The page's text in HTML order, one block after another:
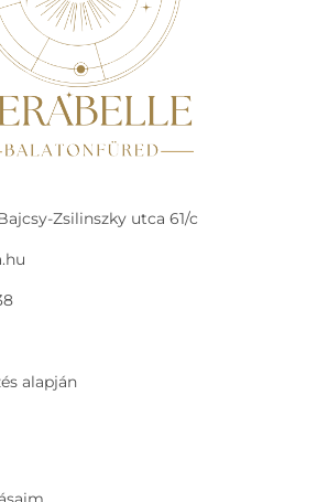
Zsilinszky utca 61/c
alapján